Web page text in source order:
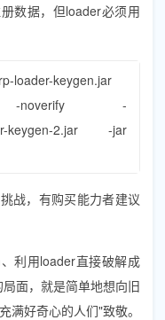
数据，但loader必须用
-loader-keygen.jar
-noverify
-
-keygen-2.jar -jar
战，有购买能力者建议
利用loader直接破解成
面，就是简单地想向旧
满好奇心的人们"致敬。